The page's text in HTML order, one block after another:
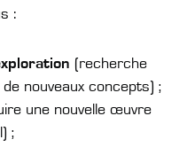
:
(recherche
nouveaux concepts) ;
une nouvelle œuvre
;